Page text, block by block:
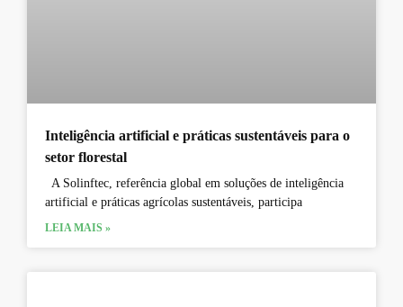
Inteligência artificial e práticas sustentáveis para o
setor florestal
A Solinftec, referência global em soluções de inteligência
artificial e práticas agrícolas sustentáveis, participa
LEIA MAIS »